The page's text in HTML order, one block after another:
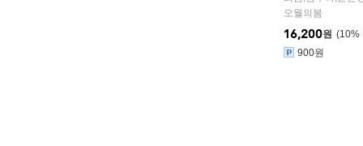
오월의봄
10%
16,200원
900원